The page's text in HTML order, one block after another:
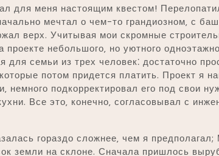
для меня настоящим квестом!
мечтал о чем-то грандиозном‚ с
верх. Учитывая мои скромные
проекте небольшого‚ но уютного
семьи из трех человек⁚ достаточно
потом придется платить. Проект я
немного подкорректировал его под свои
Все это‚ конечно‚ согласовывал с
гораздо сложнее‚ чем я
земли на склоне. Сначала пришлось